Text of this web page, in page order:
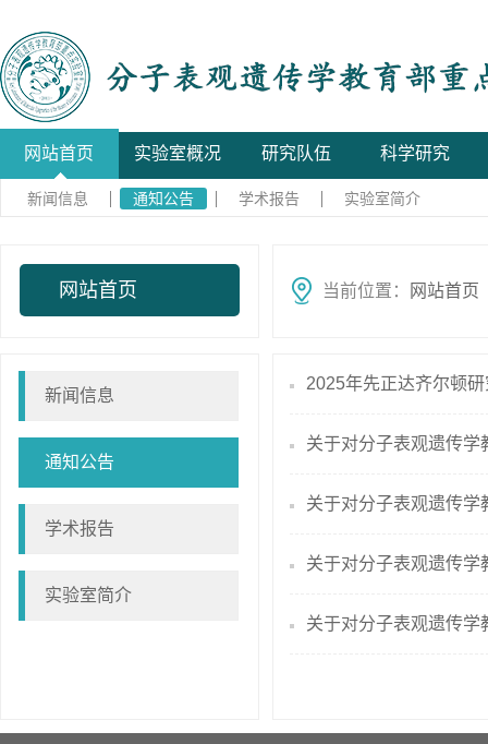
网站首页 实验室概况 研究队伍 科学研究
新闻信息 通知公告 学术报告 实验室简介
网站首页 当前位置： 网站首页
新闻信息
通知公告
学术报告
实验室简介
2025年先正达齐尔顿
关于对分子表观遗传学
关于对分子表观遗传学
关于对分子表观遗传学
关于对分子表观遗传学